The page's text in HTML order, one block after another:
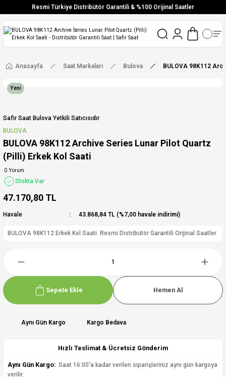
Resmi Türkiye Distribütör Garantili & %100 Orijinal Saatler
Vade Farksız 6 Taksit
Aynı Gün Stoktan Gönderim
Ücretsiz Kargo
Anasayfa Saat Markaları Bulova BULOVA 98K112
Yeni
Safir Saat Bulova Yetkili Satıcısıdır
BULOVA
BULOVA 98K112 Archive Series Lunar Pilot Quartz
(Pilli) Erkek Kol Saati
0 Yorum
Stokta Var
47.170,80 TL
Havale 43.868,84 TL (%7,00 havale indirimi)
BULOVA 98K112 Erkek Kol Saati. Resmi Distribütör Garantili Orijinal Saatler
Sepete Ekle Hemen Al
Aynı Gün Kargo Kargo Bedava
Hızlı Teslimat & Ücretsiz Gönderim
Aynı Gün Kargo: Saat 16:00'a kadar verilen siparişleriniz aynı gün kargoya
verilir.